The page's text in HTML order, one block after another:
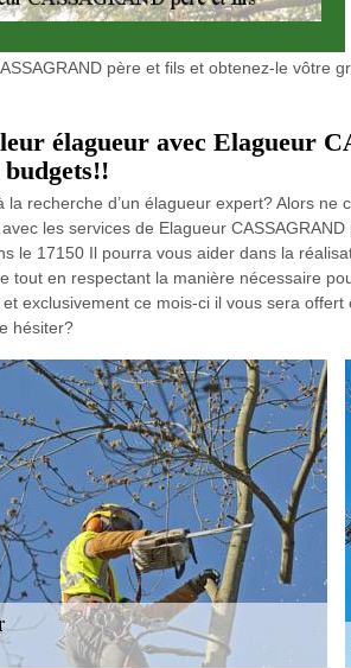
père et fils et obtenez-le vôtre
élagueur avec Elagueur
budgets!!
la recherche d’un élagueur expert? Alors
les services de Elagueur
le 17150 Il pourra vous aider dans la
tout en respectant la manière nécessaire
et exclusivement ce mois-ci il vous sera
hésiter?